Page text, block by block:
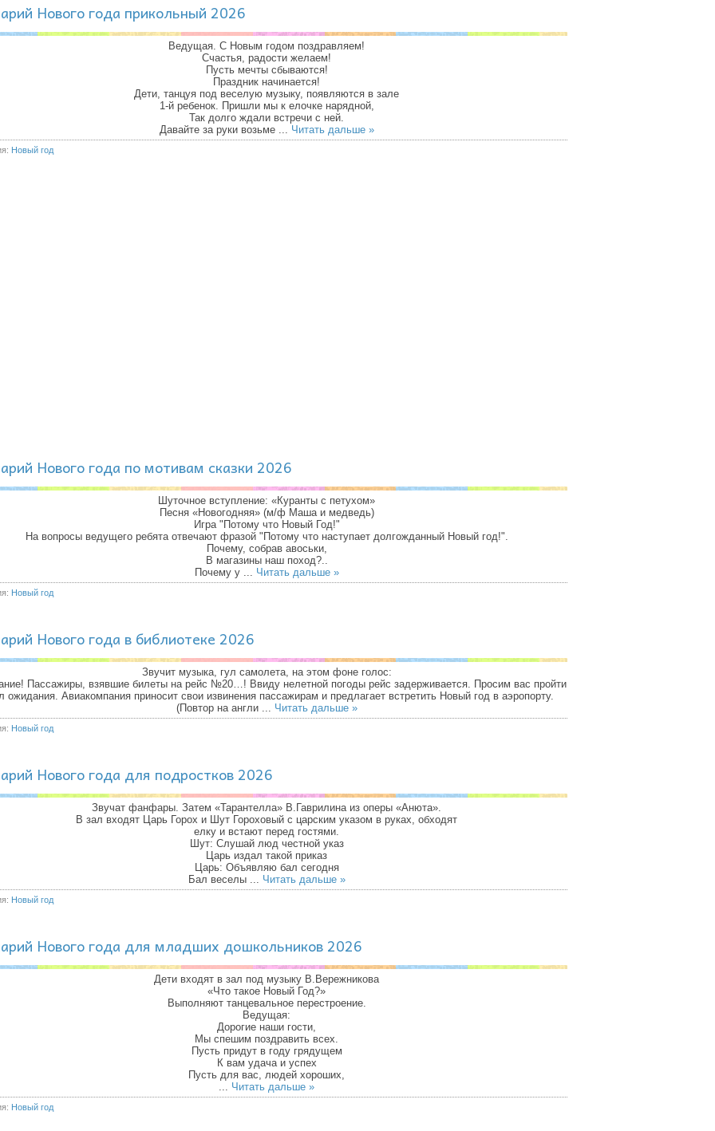
Нового года прикольный 2026
Ведущая. С Новым годом поздравляем!
Счастья, радости желаем!
Пусть мечты сбываются!
Праздник начинается!
Дети, танцуя под веселую музыку, появляются в зале
1-й ребенок. Пришли мы к елочке нарядной,
Так долго ждали встречи с ней.
Давайте за руки возьме ... Читать дальше »
Новый год
Нового года по мотивам сказки 2026
Шуточное вступление: «Куранты с петухом»
Песня «Новогодняя» (м/ф Маша и медведь)
Игра "Потому что Новый Год!"
На вопросы ведущего ребята отвечают фразой "Потому что наступает долгожданный Новый год!".
Почему, собрав авоськи,
В магазины наш поход?..
Почему у ... Читать дальше »
Новый год
Нового года в библиотеке 2026
Звучит музыка, гул самолета, на этом фоне голос:
Пассажиры, взявшие билеты на рейс №20…! Ввиду нелетной погоды рейс задерживается. Просим вас пройти
ожидания. Авиакомпания приносит свои извинения пассажирам и предлагает встретить Новый год в аэропорту.
(Повтор на англи ... Читать дальше »
Новый год
Нового года для подростков 2026
Звучат фанфары. Затем «Тарантелла» В.Гаврилина из оперы «Анюта».
В зал входят Царь Горох и Шут Гороховый с царским указом в руках, обходят
елку и встают перед гостями.
Шут: Слушай люд честной указ
Царь издал такой приказ
Царь: Объявляю бал сегодня
Бал веселы ... Читать дальше »
Новый год
Нового года для младших дошкольников 2026
Дети входят в зал под музыку В.Вережникова
«Что такое Новый Год?»
Выполняют танцевальное перестроение.
Ведущая:
Дорогие наши гости,
Мы спешим поздравить всех.
Пусть придут в году грядущем
К вам удача и успех
Пусть для вас, людей хороших,
... Читать дальше »
Новый год